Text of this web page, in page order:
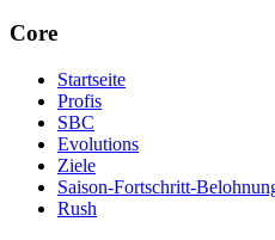
Core
Startseite
Profis
SBC
Evolutions
Ziele
Saison-Fortschritt-
Rush